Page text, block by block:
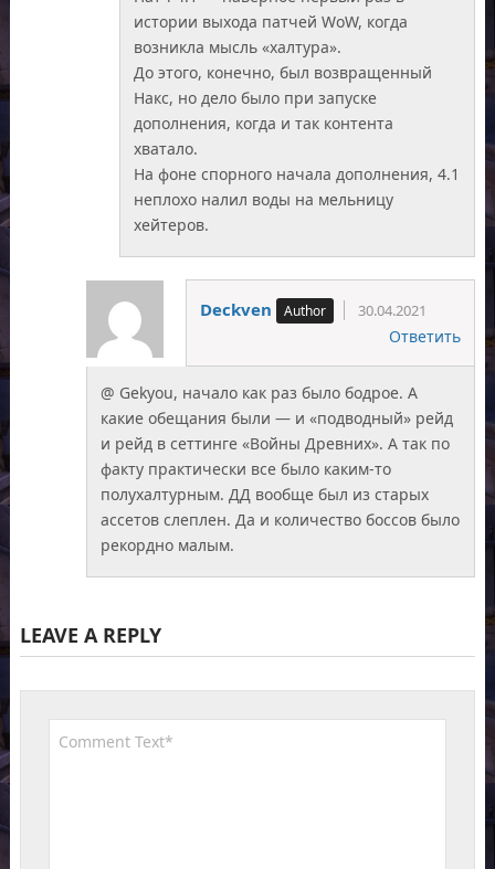
истории выхода патчей WoW, когда
возникла мысль «халтура».
До этого, конечно, был возвращенный
Накс, но дело было при запуске
дополнения, когда и так контента
хватало.
На фоне спорного начала дополнения, 4.1
неплохо налил воды на мельницу
хейтеров.
Deckven 30.04.2021
Ответить
@ Gekyou, начало как раз было бодрое. А
какие обещания были — и «подводный» рейд
и рейд в сеттинге «Войны Древних». А так по
факту практически все было каким-то
полухалтурным. ДД вообще был из старых
ассетов слеплен. Да и количество боссов было
рекордно малым.
LEAVE A REPLY